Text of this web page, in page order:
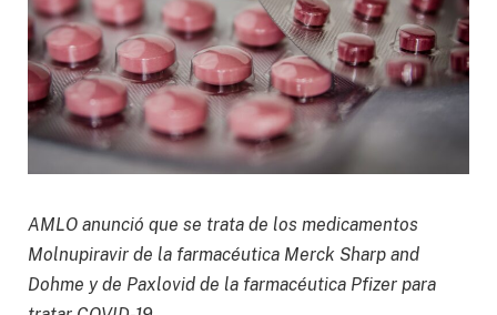
AMLO anunció que se trata de los medicamentos
Molnupiravir de la farmacéutica Merck Sharp and
Dohme y de Paxlovid de la farmacéutica Pfizer para